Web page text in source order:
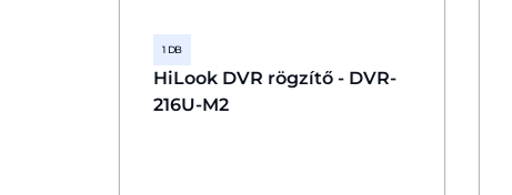
1 DB
HiLook DVR rögzítő - DVR-
216U-M2